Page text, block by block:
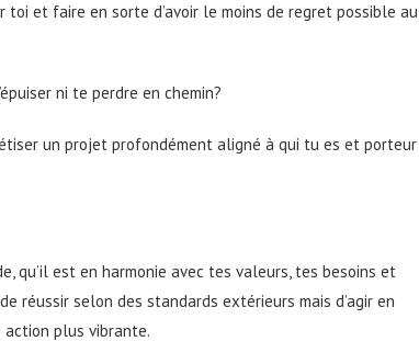
et faire en sorte d’avoir le moins de regret possible au
ni te perdre en chemin?
un projet profondément aligné à qui tu es et porteur
qu’il est en harmonie avec tes valeurs, tes besoins et
réussir selon des standards extérieurs mais d’agir en
action plus vibrante.